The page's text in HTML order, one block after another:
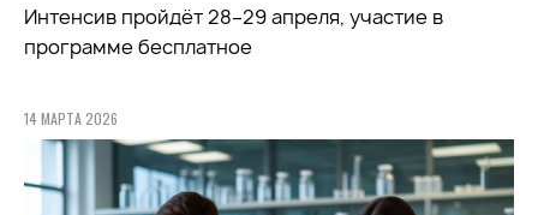
Интенсив пройдёт 28–29 апреля, участие в
программе бесплатное
14 МАРТА 2026